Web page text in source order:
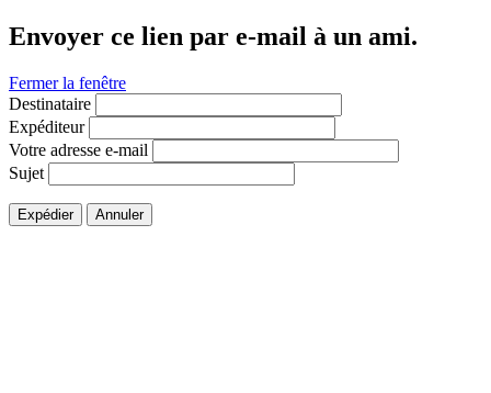
Envoyer ce lien par e-mail à un ami.
Fermer la fenêtre
Destinataire
Expéditeur
Votre adresse e-mail
Sujet
Expédier Annuler